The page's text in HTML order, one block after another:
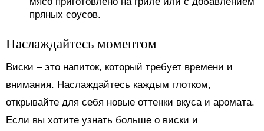
пряных соусов.
Наслаждайтесь моментом
Виски – это напиток, который требует времени и
внимания. Наслаждайтесь каждым глотком,
открывайте для себя новые оттенки вкуса и аромата.
Если вы хотите узнать больше о виски и